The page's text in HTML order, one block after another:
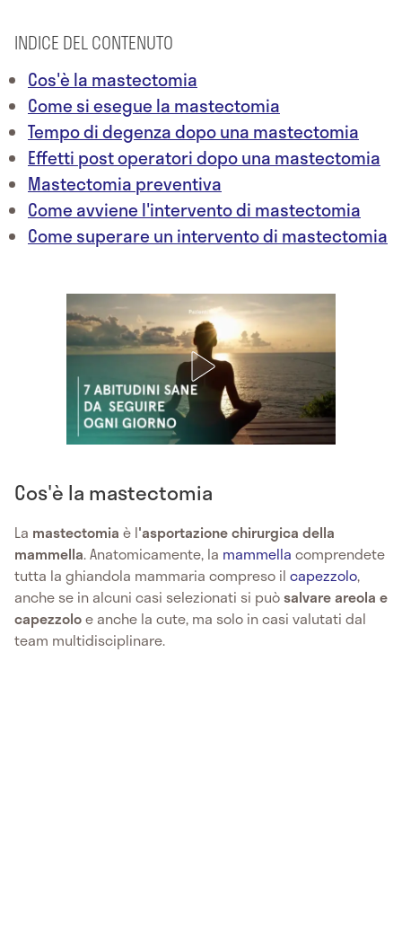
INDICE DEL CONTENUTO
Cos'è la mastectomia
Come si esegue la mastectomia
Tempo di degenza dopo una mastectomia
Effetti post operatori dopo una mastectomia
Mastectomia preventiva
Come avviene l'intervento di mastectomia
Come superare un intervento di mastectomia
Cos'è la mastectomia
La mastectomia è l'asportazione chirurgica della
mammella. Anatomicamente, la mammella comprendete
tutta la ghiandola mammaria compreso il capezzolo,
anche se in alcuni casi selezionati si puòsalvare areola e
capezzoloe anche la cute, ma solo in casi valutati dal
team multidisciplinare.